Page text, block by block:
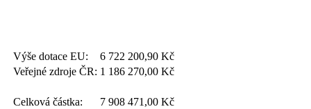
Výše dotace EU: 6 722 200,90 Kč
Veřejné zdroje ČR: 1 186 270,00 Kč
Celková částka: 7 908 471,00 Kč